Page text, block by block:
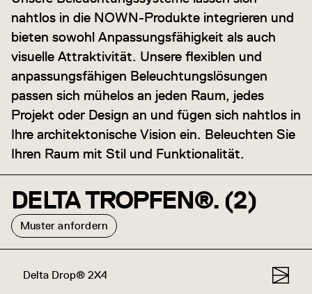
nahtlos in die NOWN-Produkte integrieren und
bieten sowohl Anpassungsfähigkeit als auch
visuelle Attraktivität. Unsere flexiblen und
anpassungsfähigen Beleuchtungslösungen
passen sich mühelos an jeden Raum, jedes
Projekt oder Design an und fügen sich nahtlos in
Ihre architektonische Vision ein. Beleuchten Sie
Ihren Raum mit Stil und Funktionalität.
DELTA TROPFEN®. (2)
Muster anfordern
Delta Drop® 2X4